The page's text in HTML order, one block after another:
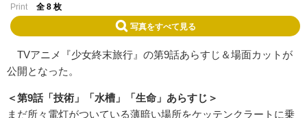
Print 全 8 枚
写真をすべて見る
TVアニメ『少女終末旅行』の第9話あらすじ＆場面カットが
公開となった。
＜第9話「技術」「水槽」「生命」あらすじ＞
まだ所々電灯がついている薄暗い場所をケッテンクラートに乗